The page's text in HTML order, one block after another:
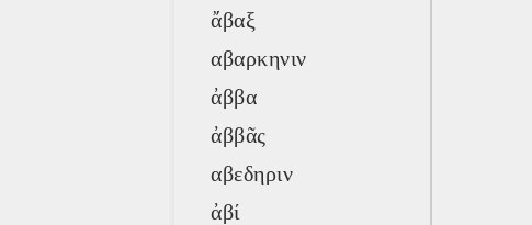
ἄβαξ
αβαρκηνιν
ἀββα
ἀββᾶς
αβεδηριν
ἀβί